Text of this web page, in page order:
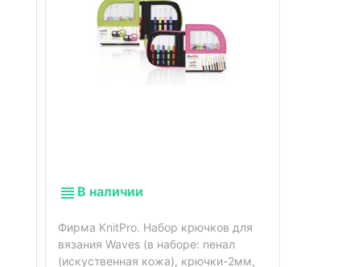
В наличии
Фирма KnitPro. Набор крючков для
вязания Waves (в наборе: пенал
(искуственная кожа), крючки-2мм,